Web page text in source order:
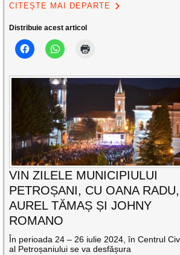
CITEȘTE MAI DEPARTE
Distribuie acest articol
VIN ZILELE MUNICIPIULUI
PETROȘANI, CU OANA RADU,
AUREL TĂMAȘ ȘI JOHNY
ROMANO
În perioada 24 – 26 iulie 2024, în Centrul
al Petroșaniului se va desfășura